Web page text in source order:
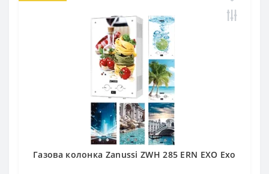
Газова колонка Zanussi ZWH 285 ERN EXO Exo